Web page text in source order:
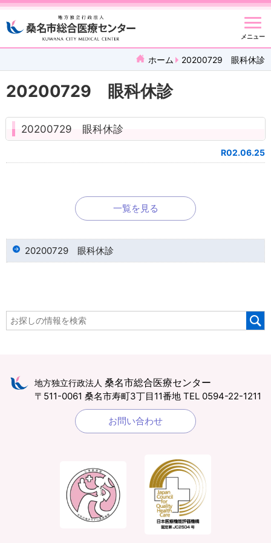
メニュー
ホーム 20200729 眼科休診
20200729 眼科休診
20200729 眼科休診
R02.06.25
一覧を見る
20200729 眼科休診
地方独立行政法人 桑名市総合医療センター
〒511-0061 桑名市寿町3丁目11番地 TEL 0594-22-1211
お問い合わせ